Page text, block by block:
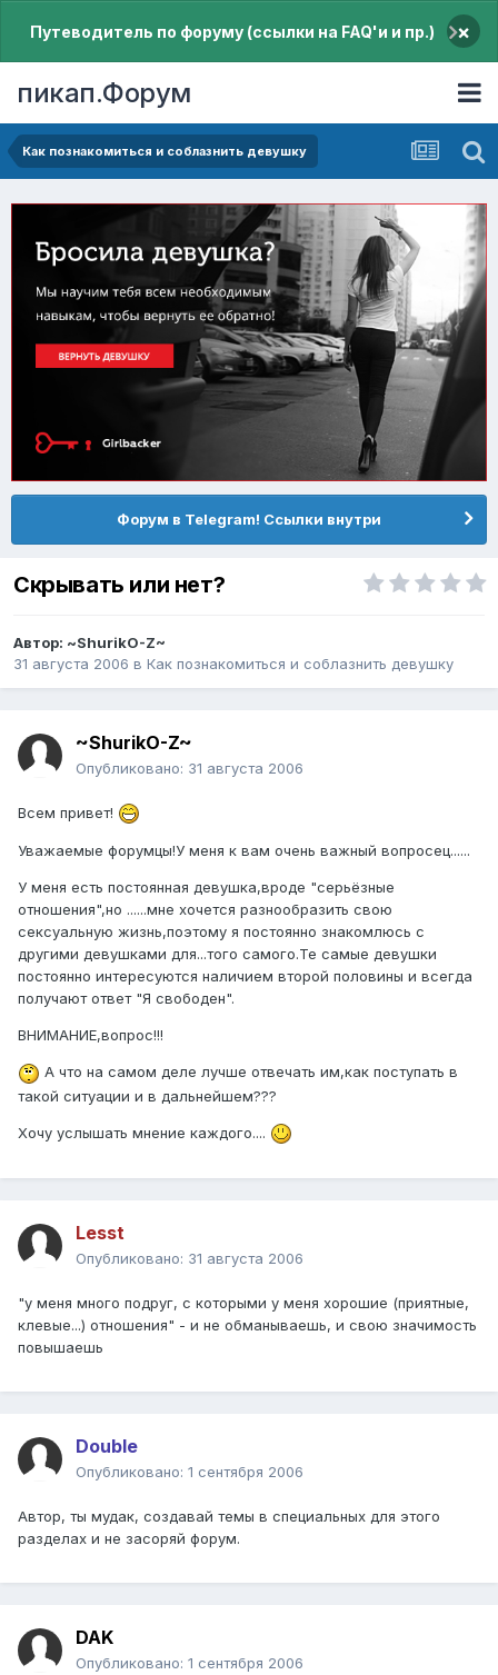
Путеводитель по форуму (ссылки на FAQ'и и пр.) ×
пикап.Форум
Как познакомиться и соблазнить девушку
Форум в Telegram! Ссылки внутри
Скрывать или нет?
Автор: ~ShurikO-Z~
31 августа 2006 в Как познакомиться и соблазнить девушку
~ShurikO-Z~
Опубликовано: 31 августа 2006
Всем привет!
Уважаемые форумцы!У меня к вам очень важный вопросец......
У меня есть постоянная девушка,вроде "серьёзные
отношения",но ......мне хочется разнообразить свою
сексуальную жизнь,поэтому я постоянно знакомлюсь с
другими девушками для...того самого.Те самые девушки
постоянно интересуются наличием второй половины и всегда
получают ответ "Я свободен".
ВНИМАНИЕ,вопрос!!!
А что на самом деле лучше отвечать им,как поступать в
такой ситуации и в дальнейшем???
Хочу услышать мнение каждого....
Lesst
Опубликовано: 31 августа 2006
"у меня много подруг, с которыми у меня хорошие (приятные,
клевые...) отношения" - и не обманываешь, и свою значимость
повышаешь
Double
Опубликовано: 1 сентября 2006
Автор, ты мудак, создавай темы в специальных для этого
разделах и не засоряй форум.
DAK
Опубликовано: 1 сентября 2006